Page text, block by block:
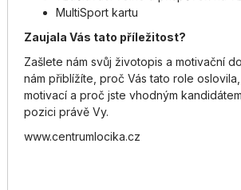
MultiSport kartu
Zaujala Vás tato příležitost?
Zašlete nám svůj životopis a motivační
nám přiblížíte, proč Vás tato role
motivací a proč jste vhodným
pozici právě Vy.
www.centrumlocika.cz